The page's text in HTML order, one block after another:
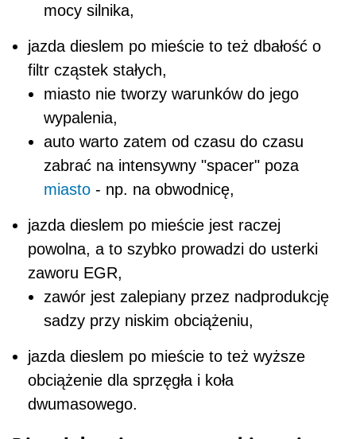
mocy silnika,
jazda dieslem po mieście to też dbałość o
filtr cząstek stałych,
miasto nie tworzy warunków do jego
wypalenia,
auto warto zatem od czasu do czasu
zabrać na intensywny "spacer" poza
miasto - np. na obwodnicę,
jazda dieslem po mieście jest raczej
powolna, a to szybko prowadzi do usterki
zaworu EGR,
zawór jest zalepiany przez nadprodukcję
sadzy przy niskim obciążeniu,
jazda dieslem po mieście to też wyższe
obciążenie dla sprzęgła i koła
dwumasowego.